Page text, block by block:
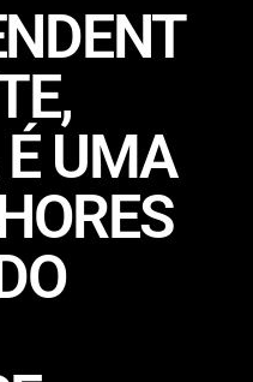
UMA